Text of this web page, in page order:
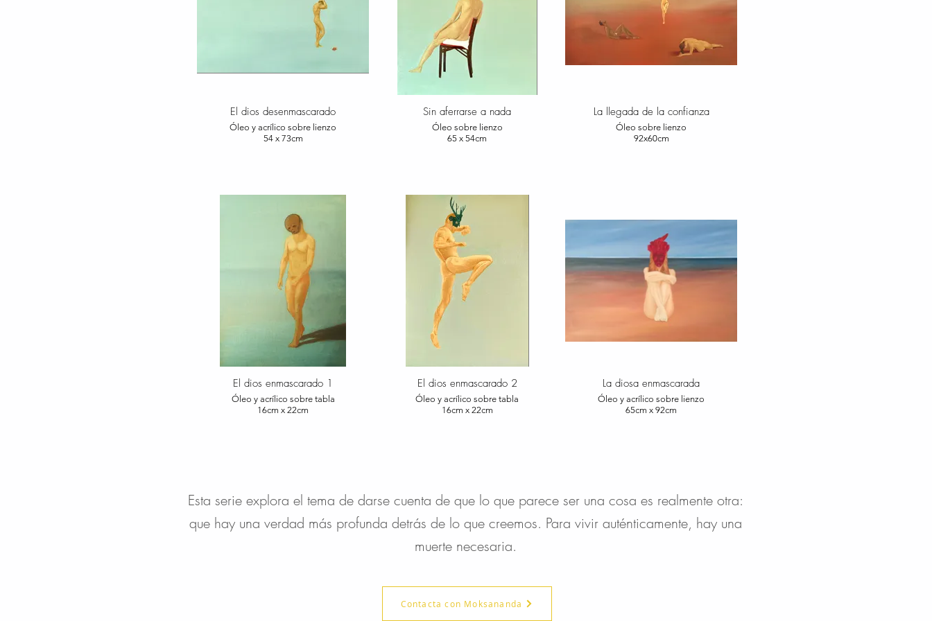
El dios desenmascarado
Óleo y acrílico sobre lienzo
54 x 73cm
Sin aferrarse a nada
Óleo sobre lienzo
65 x 54cm
La llegada de la confianza
Óleo sobre lienzo
92x60cm
El dios enmascarado 1
Óleo y acrílico sobre tabla
16cm x 22cm
El dios enmascarado 2
Óleo y acrílico sobre tabla
16cm x 22cm
La diosa enmascarada
Óleo y acrílico sobre lienzo
65cm x 92cm
Esta serie explora el tema de darse cuenta de que lo que parece ser una cosa es realmente otra:
que hay una verdad más profunda detrás de lo que creemos. Para vivir auténticamente, hay una
muerte necesaria.
Contacta con Moksananda